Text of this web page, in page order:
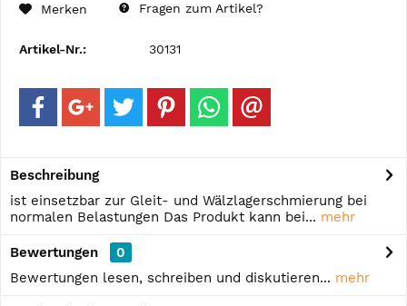
Merken Fragen zum Artikel?
Artikel-Nr.: 30131
Beschreibung
ist einsetzbar zur Gleit- und Wälzlagerschmierung bei
normalen Belastungen Das Produkt kann bei... mehr
Bewertungen
0
Bewertungen lesen, schreiben und diskutieren... mehr